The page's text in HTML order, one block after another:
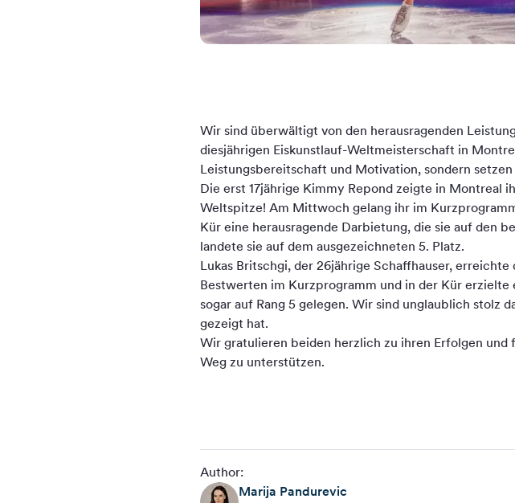
Wir sind überwältigt von den herausragenden
diesjährigen Eiskunstlauf-Weltmeisterschaft in
Leistungsbereitschaft und Motivation, sondern
Die erst 17jährige Kimmy Repond zeigte in Montreal
Weltspitze! Am Mittwoch gelang ihr im
Kür eine herausragende Darbietung, die sie auf den
landete sie auf dem ausgezeichneten 5. Platz.
Lukas Britschgi, der 26jährige Schaffhauser,
Bestwerten im Kurzprogramm und in der Kür
sogar auf Rang 5 gelegen. Wir sind unglaublich stolz
gezeigt hat.
Wir gratulieren beiden herzlich zu ihren Erfolgen
Weg zu unterstützen.
Author:
Marija Pandurevic